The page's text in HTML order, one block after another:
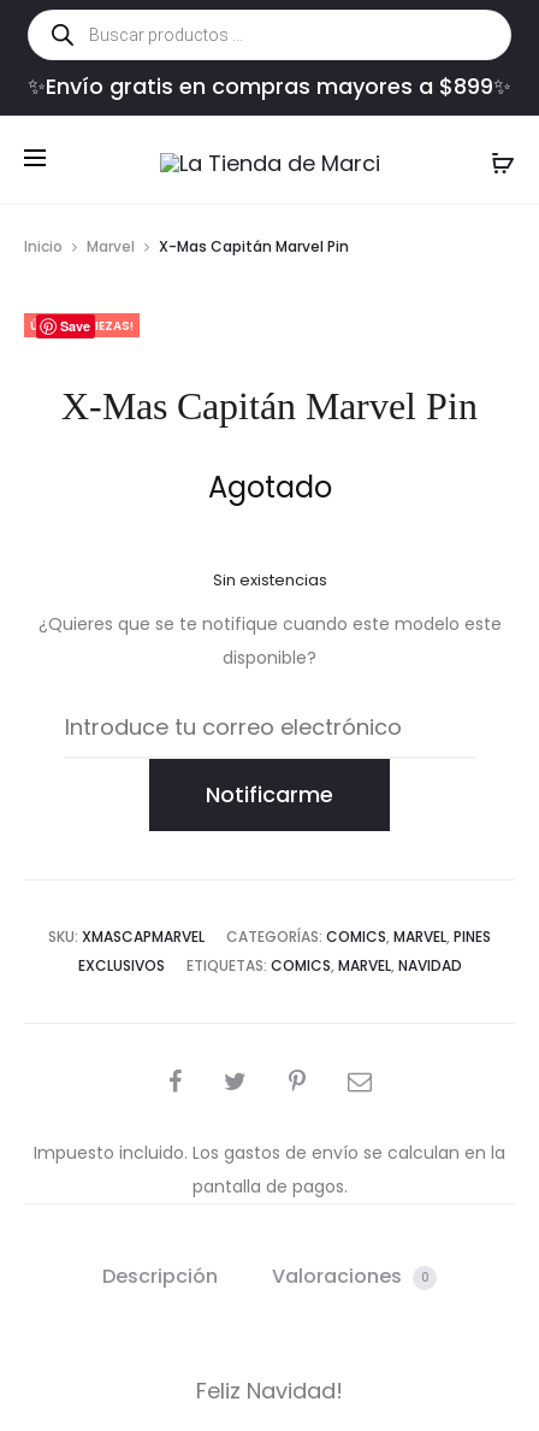
Búsqueda
de
productos
✨Envío gratis en compras mayores a $899✨
Inicio Marvel X-Mas Capitán Marvel Pin
ÚLTIMAS PIEZAS!
Save
X-Mas Capitán Marvel Pin
Agotado
Sin existencias
¿Quieres que se te notifique cuando este modelo este
disponible?
Notificarme
SKU: XMASCAPMARVEL CATEGORÍAS: COMICS, MARVEL, PINES
EXCLUSIVOS
ETIQUETAS: COMICS, MARVEL, NAVIDAD
COMPARTIR
Impuesto incluido. Los gastos de envío se calculan en la
pantalla de pagos.
Descripción Valoraciones 0
Feliz Navidad!